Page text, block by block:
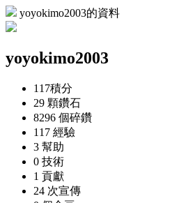
yoyokimo2003的資料
yoyokimo2003
117積分
29 顆鑽石
8296 個碎鑽
117 經驗
3 幫助
0 技術
1 貢獻
24 次宣傳